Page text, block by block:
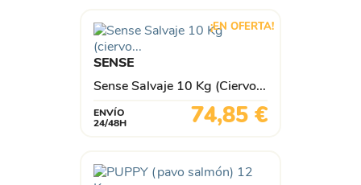
SENSE
Sense Salvaje 10 Kg (ciervo...
ENVÍO
24/48H
Precio
74,85 €
¡EN OFERTA!